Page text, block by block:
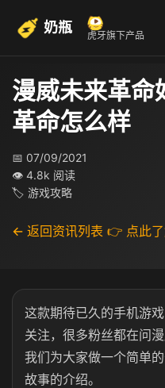
奶瓶 虎牙旗下产品
漫威未来革命
革命怎么样
📅 07/09/2021
👁 4.8k 阅读
🏷 游戏攻略
← 返回资讯列表 👉 点此
这款期待已久的手机游
关注，很多粉丝都在问
我们为大家做一个简单
故事的介绍。